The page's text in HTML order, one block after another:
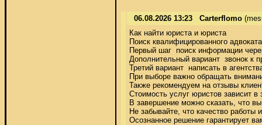
06.08.2026 13:23 Carterflomo
Как найти юриста и юриста
Поиск квалифицированного
Первый шаг  поиск информации
Дополнительный вариант  звонок к
Третий вариант  написать в
При выборе важно обращать
Также рекомендуем на отзывы
Стоимость услуг юристов зависит
В завершение можно сказать, что
Не забывайте, что качество
Осознанное решение гарантирует